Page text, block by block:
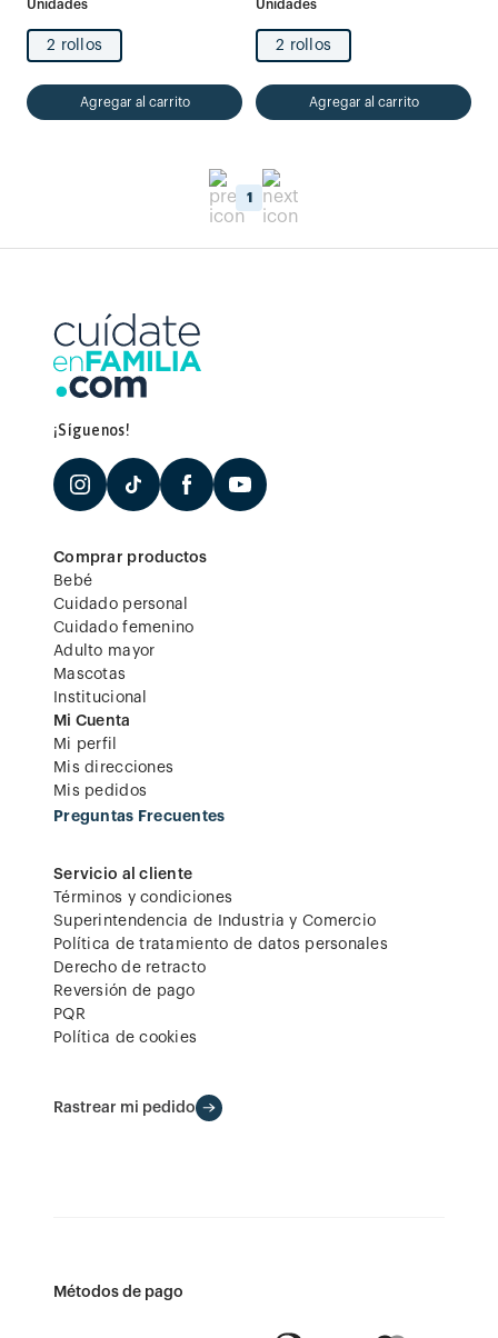
2 rollos
Agregar al carrito
2 rollos
Agregar al carrito
1
¡Síguenos!
Comprar productos
Bebé
Cuidado personal
Cuidado femenino
Adulto mayor
Mascotas
Institucional
Mi Cuenta
Mi perfil
Mis direcciones
Mis pedidos
Preguntas Frecuentes
Servicio al cliente
Términos y condiciones
Superintendencia de Industria y Comercio
Política de tratamiento de datos personales
Derecho de retracto
Reversión de pago
PQR
Política de cookies
Rastrear mi pedido
Métodos de pago